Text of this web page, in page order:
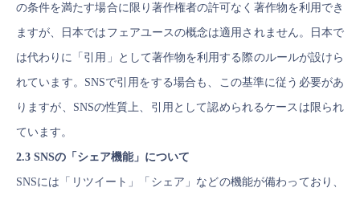
の条件を満たす場合に限り著作権者の許可なく著作物を利用でき
ますが、日本ではフェアユースの概念は適用されません。日本で
は代わりに「引用」として著作物を利用する際のルールが設けら
れています。SNSで引用をする場合も、この基準に従う必要があ
りますが、SNSの性質上、引用として認められるケースは限られ
ています。
2.3 SNSの「シェア機能」について
SNSには「リツイート」「シェア」などの機能が備わっており、